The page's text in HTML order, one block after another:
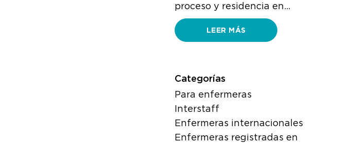
proceso y residencia en…
LEER MÁS
Categorías
Para enfermeras
Interstaff
Enfermeras internacionales
Enfermeras registradas en